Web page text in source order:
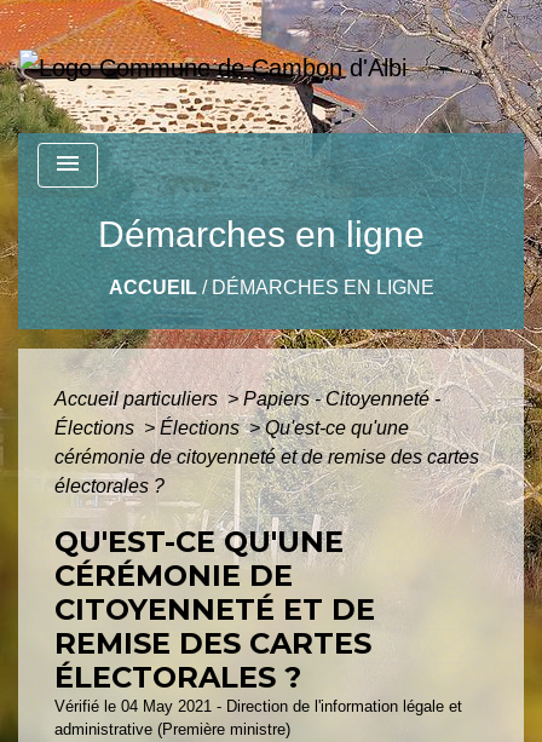
menu
Démarches en ligne
ACCUEIL/ DÉMARCHES EN LIGNE
Accueil particuliers> Papiers - Citoyenneté -
Élections > Élections> Qu'est-ce qu'une
cérémonie de citoyenneté et de remise des cartes
électorales ?
QU'EST-CE QU'UNE
CÉRÉMONIE DE
CITOYENNETÉ ET DE
REMISE DES CARTES
ÉLECTORALES ?
Vérifié le 04 May 2021 - Direction de l'information légale et
administrative (Première ministre)